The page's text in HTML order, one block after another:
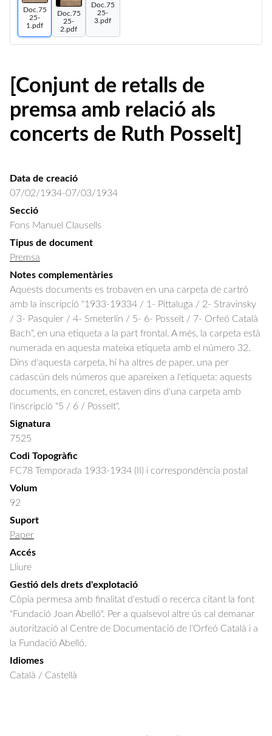
Doc.75
25-
1.pdf
Doc.75
25-
2.pdf
Doc.75
25-
3.pdf
[Conjunt de retalls de
premsa amb relació als
concerts de Ruth Posselt]
Data de creació
07/02/1934-07/03/1934
Secció
Fons Manuel Clausells
Tipus de document
Premsa
Notes complementàries
Aquests documents es trobaven en una carpeta de cartró
amb la inscripció "1933-19334 / 1- Pittaluga / 2- Stravinsky
/ 3- Pasquier / 4- Smeterlin / 5- 6- Posselt / 7- Orfeó Català
Bach", en una etiqueta a la part frontal. A més, la carpeta està
numerada en aquesta mateixa etiqueta amb el número 32.
Dins d'aquesta carpeta, hi ha altres de paper, una per
cadascún dels números que apareixen a l'etiqueta: aquests
documents, en concret, estaven dins d'una carpeta amb
l'inscripció "5 / 6 / Posselt".
Signatura
7525
Codi Topogràfic
FC78 Temporada 1933-1934 (II) i correspondència postal
Volum
92
Suport
Paper
Accés
Lliure
Gestió dels drets d'explotació
Còpia permesa amb finalitat d'estudi o recerca citant la font
"Fundació Joan Abelló". Per a qualsevol altre ús cal demanar
autorització al Centre de Documentació de l'Orfeó Català i a
la Fundació Abelló.
Idiomes
Català / Castellà